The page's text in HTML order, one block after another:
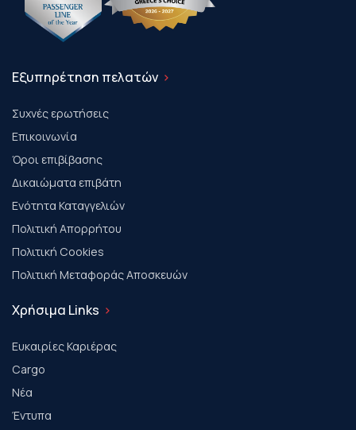
Εξυπηρέτηση πελατών
Συχνές ερωτήσεις
Επικοινωνία
Όροι επιβίβασης
Δικαιώματα επιβάτη
Ενότητα Καταγγελιών
Πολιτική Απορρήτου
Πολιτική Cookies
Πολιτική Μεταφοράς Αποσκευών
Χρήσιμα Links
Ευκαιρίες Καριέρας
Cargo
Νέα
Έντυπα